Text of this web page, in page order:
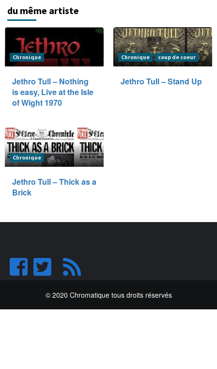
du même artiste
Chronique
Jethro Tull – Nothing
is easy, Live at the Isle
of Wight 1970
Chronique coup de coeur
Jethro Tull – Stand Up
Chronique
Jethro Tull – Thick as a
Brick
© 2020 Chromatique tous droits réservés